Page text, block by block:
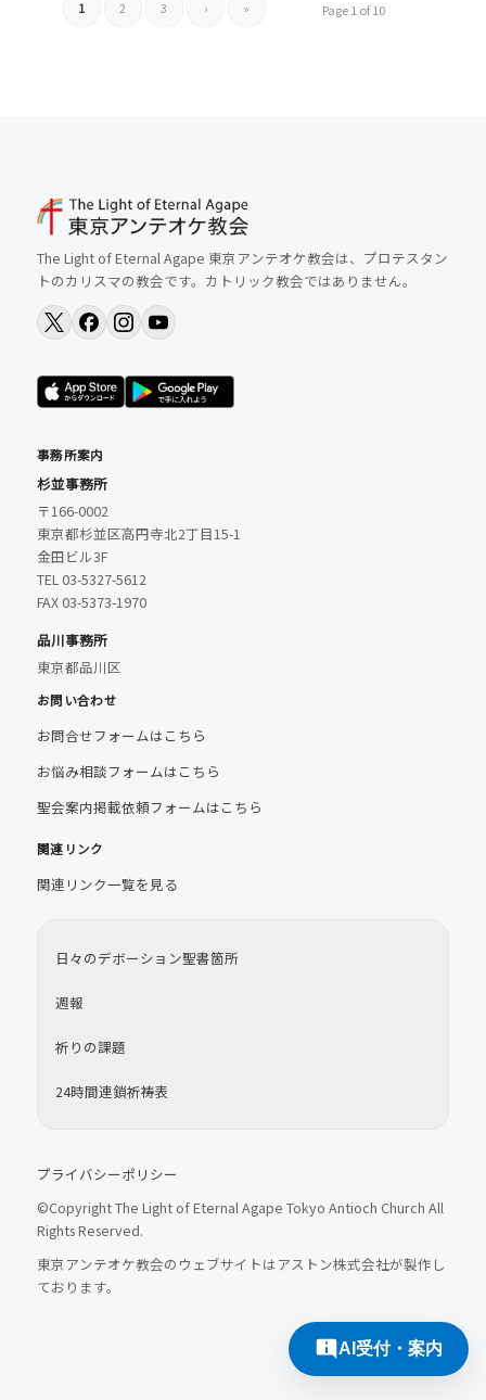
Page 1 of 10
1 2 3 › »
The Light of Eternal Agape 東京アンテオケ教会は、プロテスタン
トのカリスマの教会です。カトリック教会ではありません。
事務所案内
杉並事務所
〒166-0002
東京都杉並区高円寺北2丁目15-1
金田ビル3F
TEL 03-5327-5612
FAX 03-5373-1970
品川事務所
東京都品川区
お問い合わせ
お問合せフォームはこちら
お悩み相談フォームはこちら
聖会案内掲載依頼フォームはこちら
関連リンク
関連リンク一覧を見る
日々のデボーション聖書箇所
週報
祈りの課題
24時間連鎖祈祷表
プライバシーポリシー
©Copyright The Light of Eternal Agape Tokyo Antioch Church All
Rights Reserved.
東京アンテオケ教会のウェブサイトはアストン株式会社が製作し
ております。
AI受付・案内